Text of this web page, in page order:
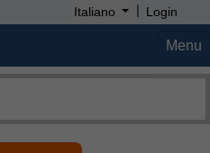
Italiano | Login
Menu